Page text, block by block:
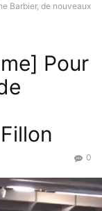
Barbier, de nouveaux
Pour
0